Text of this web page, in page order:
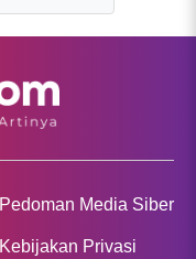
Pedoman Media Siber
Kebijakan Privasi